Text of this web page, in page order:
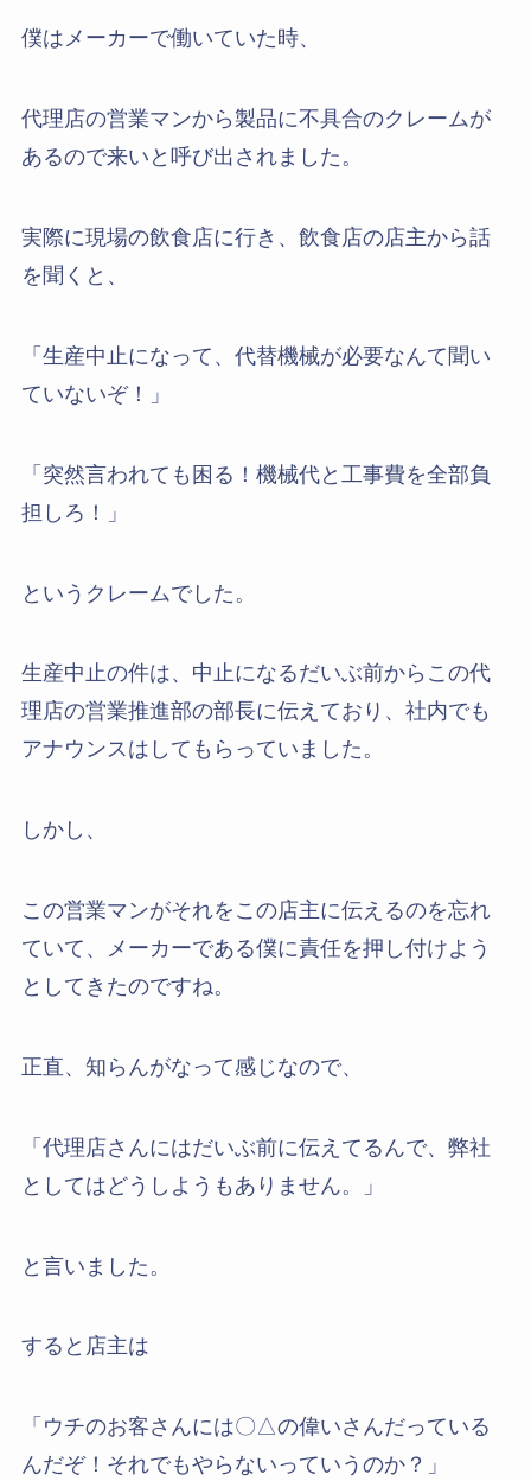
僕はメーカーで働いていた時、
代理店の営業マンから製品に不具合のクレームが
あるので来いと呼び出されました。
実際に現場の飲食店に行き、飲食店の店主から話
を聞くと、
「生産中止になって、代替機械が必要なんて聞い
ていないぞ！」
「突然言われても困る！機械代と工事費を全部負
担しろ！」
というクレームでした。
生産中止の件は、中止になるだいぶ前からこの代
理店の営業推進部の部長に伝えており、社内でも
アナウンスはしてもらっていました。
しかし、
この営業マンがそれをこの店主に伝えるのを忘れ
ていて、メーカーである僕に責任を押し付けよう
としてきたのですね。
正直、知らんがなって感じなので、
「代理店さんにはだいぶ前に伝えてるんで、弊社
としてはどうしようもありません。」
と言いました。
すると店主は
「ウチのお客さんには〇△の偉いさんだっている
んだぞ！それでもやらないっていうのか？」